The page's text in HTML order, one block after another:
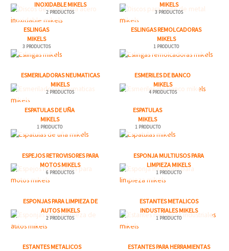
INOXIDABLE MIKELS
2 PRODUCTOS
MIKELS
3 PRODUCTOS
ESLINGAS
MIKELS
3 PRODUCTOS
ESLINGAS REMOLCADORAS
MIKELS
1 PRODUCTO
ESMERILADORAS NEUMATICAS
MIKELS
2 PRODUCTOS
ESMERILES DE BANCO
MIKELS
4 PRODUCTOS
ESPATULAS DE UÑA
MIKELS
1 PRODUCTO
ESPATULAS
MIKELS
1 PRODUCTO
ESPEJOS RETROVISORES PARA
MOTOS MIKELS
6 PRODUCTOS
ESPONJA MULTIUSOS PARA
LIMPIEZA MIKELS
1 PRODUCTO
ESPONJAS PARA LIMPIEZA DE
AUTOS MIKELS
2 PRODUCTOS
ESTANTES METALICOS
INDUSTRIALES MIKELS
1 PRODUCTO
ESTANTES METALICOS
ESTANTES PARA HERRAMIENTAS